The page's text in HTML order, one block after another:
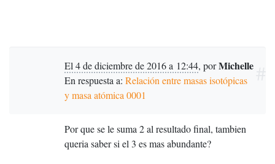
El 4 de diciembre de 2016 a 12:44, porMichelle
En respuesta a: Relación entre masas isotópicas
y masa atómica 0001
Por que se le suma 2 al resultado final, tambien
queria saber si el 3 es mas abundante?